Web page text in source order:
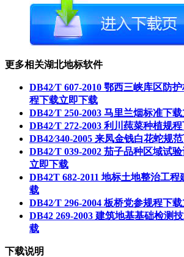
更多相关湖北地标软件
DB42∕T 607-2010 鄂西三峡库区防
程下载立即下载
DB42∕T 250-2003 马里兰烟标准下载
DB42∕T 272-2003 利川莼菜种植规
DB42∕340-2005 来凤金钱白花蛇规
DB42∕T 039-2002 茄子品种区域试
立即下载
DB42T 682-2011 地标土地整治工
载
DB42∕T 296-2004 板桥党参规程下载
DB42 269-2003 建筑地基基础检测
载
下载说明